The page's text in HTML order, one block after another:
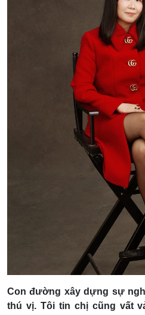
Con đường xây dựng sự
thú vị. Tôi tin chị cũng vất